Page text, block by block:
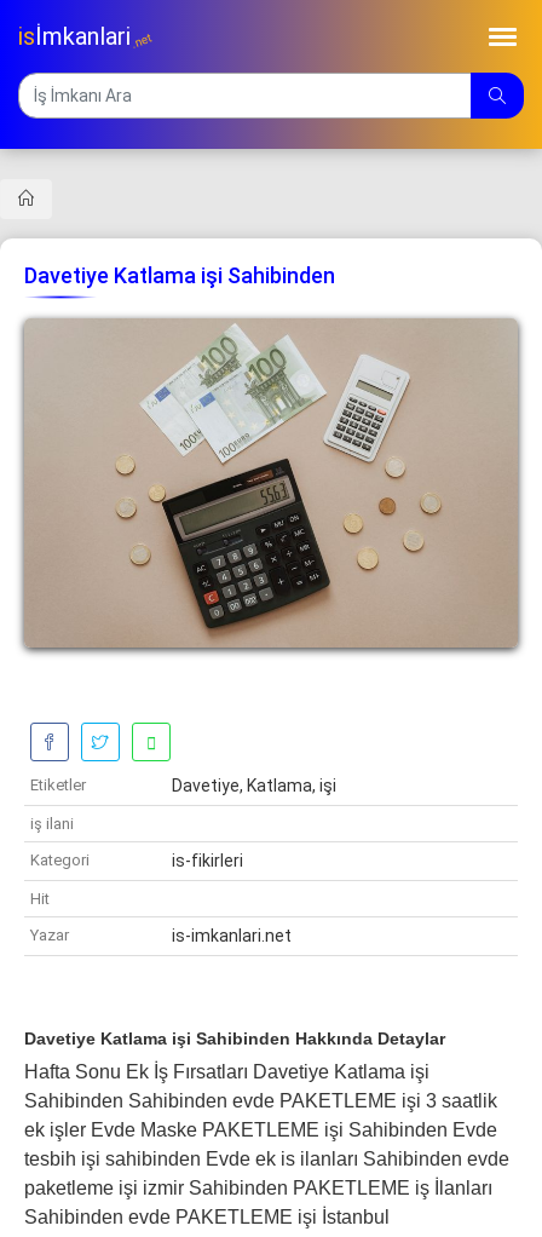
isİmkanlari.net
Davetiye Katlama işi Sahibinden
Etiketler Davetiye, Katlama, işi
iş ilani
Kategori
is-fikirleri
Hit
Yazar
is-imkanlari.net
Davetiye Katlama işi Sahibinden Hakkında Detaylar
Hafta Sonu Ek İş Fırsatları Davetiye Katlama işi
Sahibinden Sahibinden evde PAKETLEME işi 3 saatlik
ek işler Evde Maske PAKETLEME işi Sahibinden Evde
tesbih işi sahibinden Evde ek is ilanları Sahibinden evde
paketleme işi izmir Sahibinden PAKETLEME iş İlanları
Sahibinden evde PAKETLEME işi İstanbul